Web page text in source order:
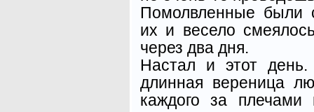
Помолвленные были
их и весело
через два дня.
Настал и этот
длинная вереница
каждого за